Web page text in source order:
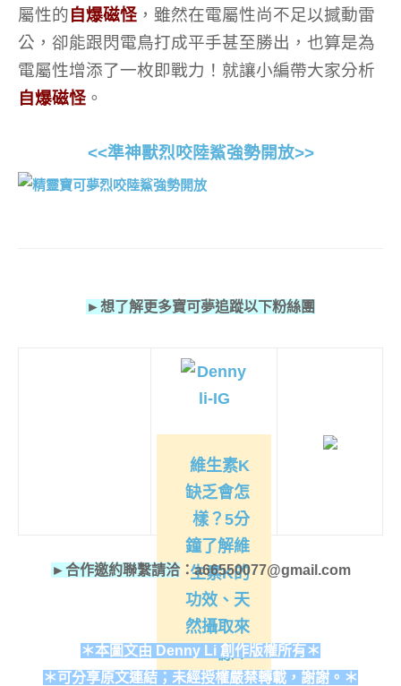
屬性的自爆磁怪 ，雖然在電屬性尚不足以撼動雷
公，卻能跟閃電鳥打成平手甚至勝出，也算是為
電屬性增添了一枚即戰力！就讓小編帶大家分析
自爆磁怪 。
<<準神獸烈咬陸鯊強勢開放>>
►想了解更多寶可夢追蹤以下粉絲團
維生素K
缺乏會怎
樣？5分
鐘了解維
生素K的
功效、天
然攝取來
源！
►合作邀約聯繫請洽：a66550077@gmail.com
＊本圖文由 Denny Li 創作版權所有＊
＊可分享原文連結；未經授權嚴禁轉載，謝謝。＊